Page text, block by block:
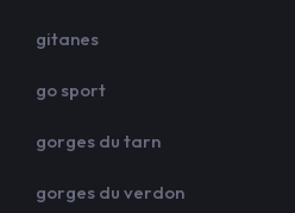
gitanes
go sport
gorges du tarn
gorges du verdon